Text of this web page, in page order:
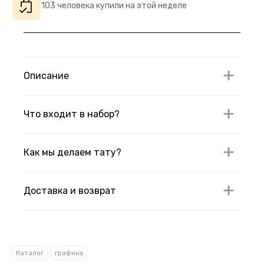
103 человека купили на этой неделе
Описание
Что входит в набор?
Как мы делаем тату?
Доставка и возврат
Каталог графика